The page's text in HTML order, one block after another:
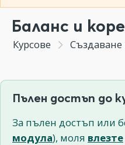
Баланс и
Курсове Създаване
Пълен достъп до
За пълен достъп или
модула), моля влезте